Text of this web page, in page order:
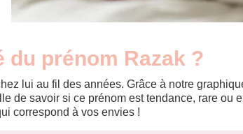
du prénom Razak ?
lui au fil des années. Grâce à notre
de savoir si ce prénom est tendance, rare ou
correspond à vos envies !